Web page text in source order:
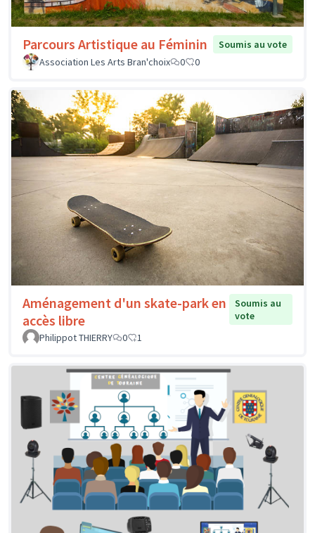
Parcours Artistique au Féminin
Soumis au vote
Association Les Arts Bran'choix
0 0
Aménagement d'un skate-park en
accès libre
Soumis au
vote
Philippot THIERRY
0 1